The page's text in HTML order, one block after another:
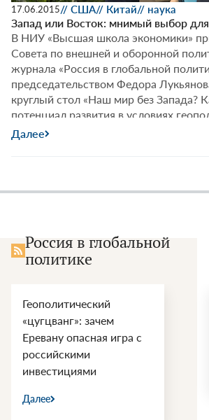
17.06.2015// США// Китай// наука
Запад или Восток: мнимый выбор
В НИУ «Высшая школа экономики»
Совета по внешней и оборонной
журнала «Россия в глобальной
председательством Федора
круглый стол «Наш мир без Запада?
потенциал развития в условиях
противостояния». «Лента.ру»
Далее
Россия в глобальной
политике
Геополитический
«цугцванг»: зачем
Еревану опасная игра с
российскими
инвестициями
Далее